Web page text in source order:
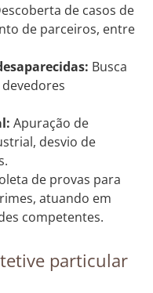
de casos de
de parceiros, entre
Busca
Apuração de
desvio de
de provas para
atuando em
competentes.
particular